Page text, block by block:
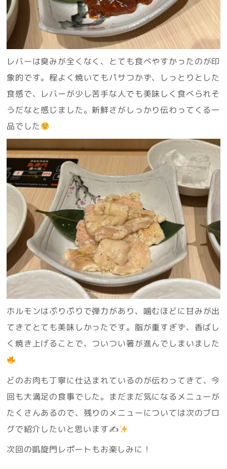
レバーは臭みが全くなく、とても食べやすかったのが印
象的です。程よく焼いてもパサつかず、しっとりとした
食感で、レバーが少し苦手な人でも美味しく食べられそ
うだなと感じました。新鮮さがしっかり伝わってくる一
品でした
ホルモンはぷりぷりで弾力があり、噛むほどに甘みが出
てきてとても美味しかったです。脂が重すぎず、香ばし
く焼き上げることで、ついつい箸が進んでしまいました
どのお肉も丁寧に仕込まれているのが伝わってきて、今
回も大満足の食事でした。まだまだ気になるメニューが
たくさんあるので、残りのメニューについては次のブロ
グで紹介したいと思います✍
次回の凱旋門レポートもお楽しみに！